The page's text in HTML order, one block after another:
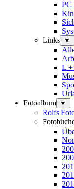
PC
Links
▼
L +
Fotoalbum
▼
Rolfs